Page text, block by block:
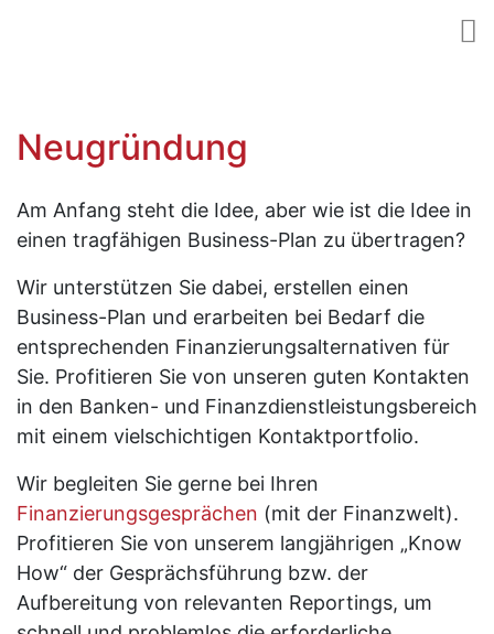
Neugründung
Am Anfang steht die Idee, aber wie ist die Idee in
einen tragfähigen Business-Plan zu übertragen?
Wir unterstützen Sie dabei, erstellen einen
Business-Plan und erarbeiten bei Bedarf die
entsprechenden Finanzierungsalternativen für
Sie. Profitieren Sie von unseren guten Kontakten
in den Banken- und Finanzdienstleistungsbereich
mit einem vielschichtigen Kontaktportfolio.
Wir begleiten Sie gerne bei Ihren
Finanzierungsgesprächen (mit der Finanzwelt).
Profitieren Sie von unserem langjährigen „Know
How“ der Gesprächsführung bzw. der
Aufbereitung von relevanten Reportings, um